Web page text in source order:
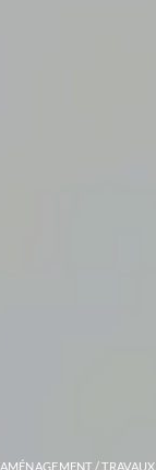
AMÉNAGEMENT / TRAVAUX